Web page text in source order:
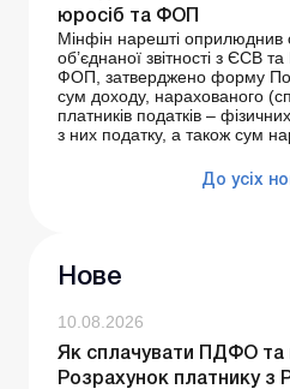
юросіб та ФОП
Мінфін нарешті
об’єднаної звітності з ЄСВ
ФОП, затверджено форму
сум доходу, нарахованого
платників податків –
з них податку, а також сум
До усіх
Нове
10.08.2026
Як сплачувати ПДФО та
Розрахунок платнику з